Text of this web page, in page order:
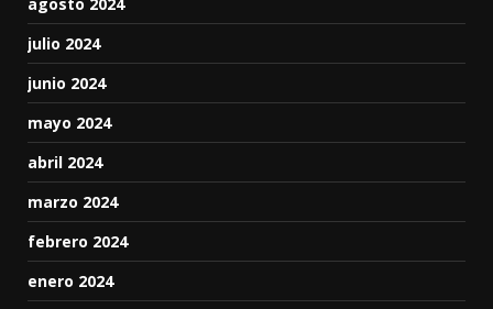
julio 2024
junio 2024
mayo 2024
abril 2024
marzo 2024
febrero 2024
enero 2024